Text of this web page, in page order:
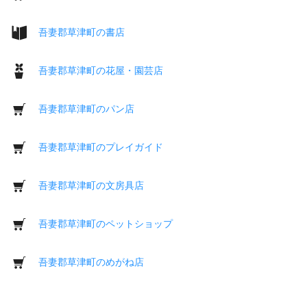
吾妻郡草津町の書店
吾妻郡草津町の花屋・園芸店
吾妻郡草津町のパン店
吾妻郡草津町のプレイガイド
吾妻郡草津町の文房具店
吾妻郡草津町のペットショップ
吾妻郡草津町のめがね店